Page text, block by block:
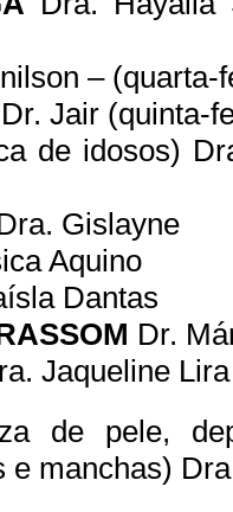
–
Dr. Jair (quinta-
de idosos)
Gislayne
Aquino
Dantas
Dr.
Jaqueline Lira
de pele,
e manchas)